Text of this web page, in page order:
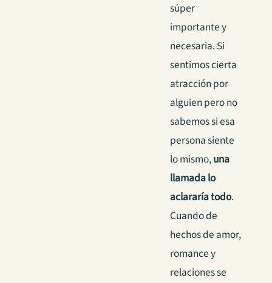
súper
importante y
necesaria. Si
sentimos cierta
atracción por
alguien pero no
sabemos si esa
persona siente
lo mismo,una
llamada lo
aclararía todo.
Cuando de
hechos de amor,
romance y
relaciones se